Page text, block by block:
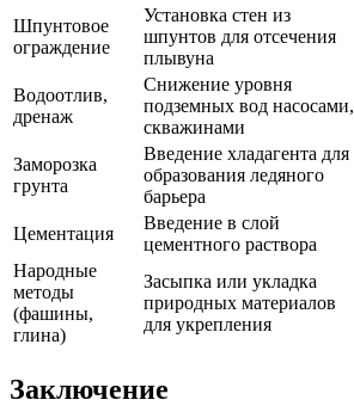
Шпунтовое
ограждение
Установка стен из
шпунтов для отсечения
плывуна
Водоотлив,
дренаж
Снижение уровня
подземных вод насосами,
скважинами
Заморозка
грунта
Введение хладагента для
образования ледяного
барьера
Цементация
Введение в слой
цементного раствора
Народные
методы
(фашины,
глина)
Засыпка или укладка
природных материалов
для укрепления
Заключение